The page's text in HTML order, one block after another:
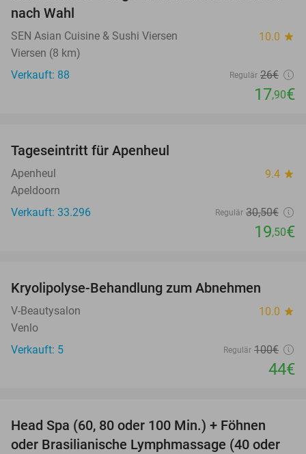
nach Wahl
SEN Asian Cuisine & Sushi Viersen 10.0 star
Viersen (8 km)
Verkauft: 88
Regulär 26€
17,90€
Tageseintritt für Apenheul
Apenheul 9.4 star
Apeldoorn
Verkauft: 33.296
Regulär 30,50€
19,50€
Kryolipolyse-Behandlung zum Abnehmen
V-Beautysalon 10.0 star
Venlo
Verkauft: 5
Regulär 100€
44€
49%
Head Spa (60, 80 oder 100 Min.) + Föhnen
oder Brasilianische Lymphmassage (40 oder